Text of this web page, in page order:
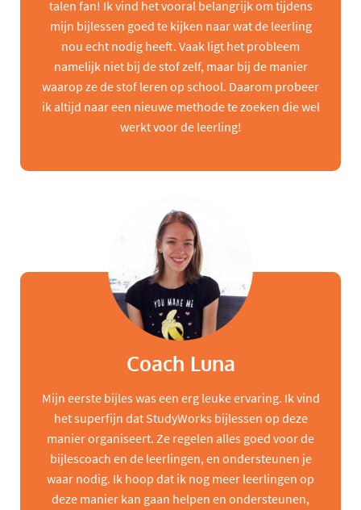
talen fan! Ik vind het vooral belangrijk om tijdens
mijn bijlessen goed te kijken naar wat de leerling
nou echt nodig heeft. Vaak ligt het probleem
namelijk niet bij de stof zelf, maar bij de manier
waarop ze de stof leren op school. Daarom probeer
ik altijd naar een nieuwe methode te zoeken die wel
werkt voor de leerling!
Coach Luna
Mijn eerste bijles was een erg leuke ervaring. Ik vind
het superfijn dat StudyWorks bijlessen op deze
manier organiseert. Ze regelen alles goed voor de
bijlescoach en de leerlingen, en ondersteunen je
waar nodig. Ik hoop dat ik nog meer leerlingen op
deze manier kan gaan helpen en ondersteunen,